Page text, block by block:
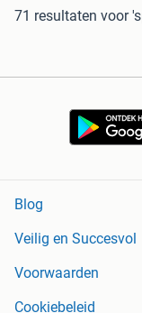
71 resultaten voor
Blog
Veilig en Succesvol
Voorwaarden
Cookiebeleid